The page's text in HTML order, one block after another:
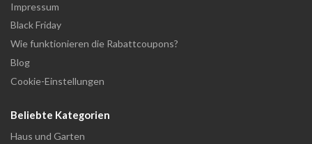
Impressum
Black Friday
Wie funktionieren die Rabattcoupons?
Blog
Cookie-Einstellungen
Beliebte Kategorien
Haus und Garten